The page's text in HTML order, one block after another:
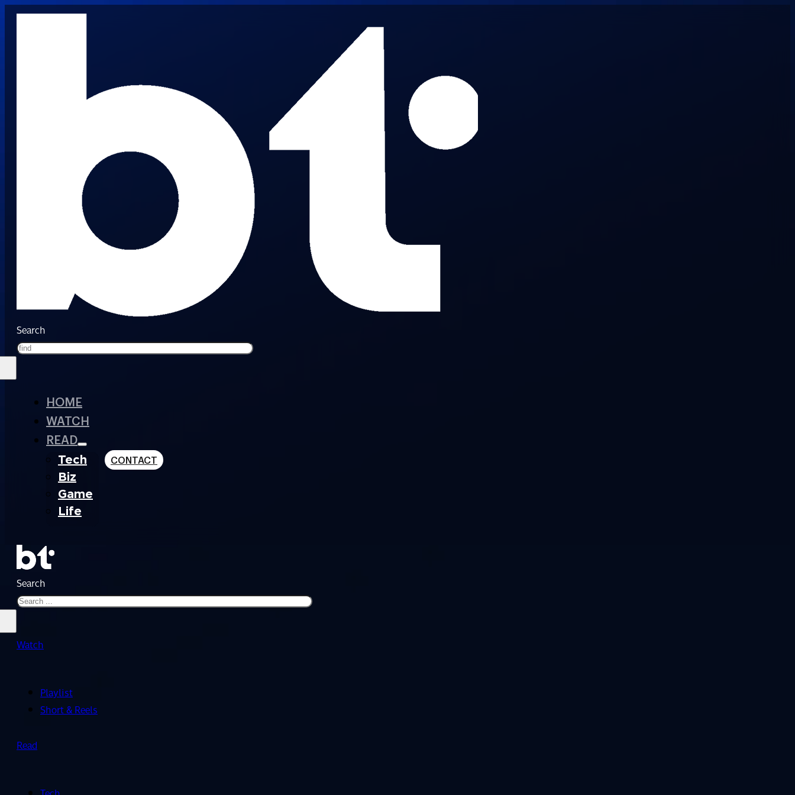
Search
HOME
WATCH
READ
Tech
Biz
Game
Life
CONTACT
Search
Watch
Playlist
Short & Reels
Read